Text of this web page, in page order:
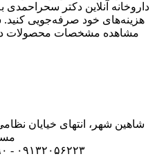
داروخانه آنلاین دکتر
هزینه‌های خود صرفه‌جویی کنید.
مشاهده مشخصات محصولات
۱۴۵۲۱۶۹۰۰ -